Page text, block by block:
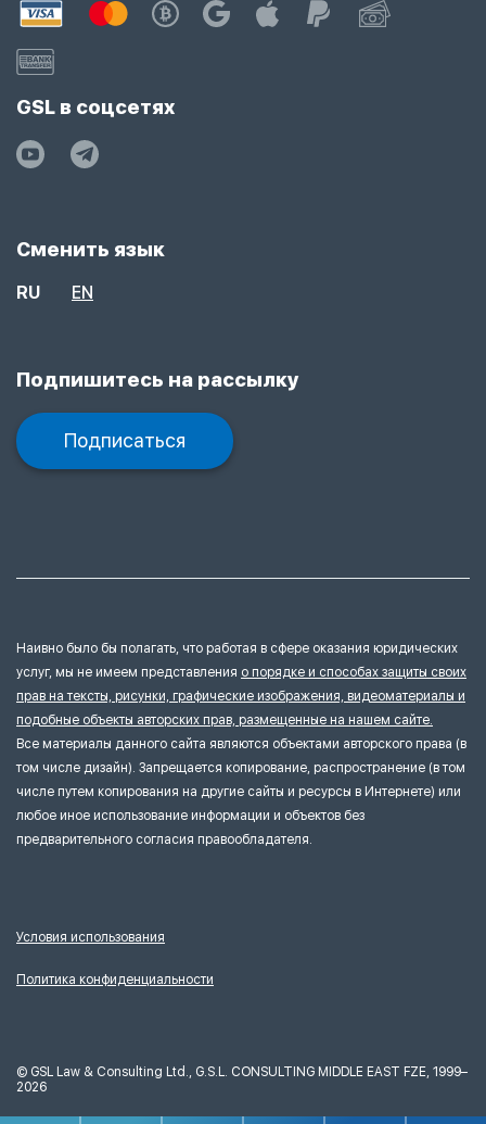
GSL в соцсетях
Сменить язык
RU EN
Подпишитесь на рассылку
Подписаться
Наивно было бы полагать, что работая в сфере оказания юридических
услуг, мы не имеем представления о порядке и способах защиты своих
прав на тексты, рисунки, графические изображения, видеоматериалы и
подобные объекты авторских прав, размещенные на нашем сайте.
Все материалы данного сайта являются объектами авторского права (в
том числе дизайн). Запрещается копирование, распространение (в том
числе путем копирования на другие сайты и ресурсы в Интернете) или
любое иное использование информации и объектов без
предварительного согласия правообладателя.
Условия использования
Политика конфиденциальности
© GSL Law & Consulting Ltd., G.S.L. CONSULTING MIDDLE EAST FZE, 1999–
2026